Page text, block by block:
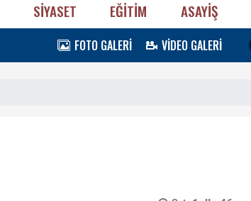
SİYASET EĞİTİM ASAYİŞ
FOTO GALERİ VİDEO GALERİ